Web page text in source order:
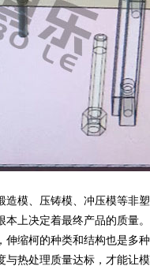
模、压铸模、冲压模等
上决定着最终产品的质量。
缩柯的种类和结构也是
热处理质量达标，才能让